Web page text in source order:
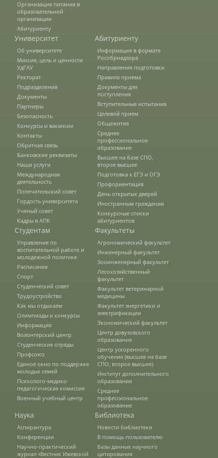
Зарубежные стажировки
Иностранным студентам
Зарубежные стипендиальные
программы
Сотрудники
Попечительский совет
Гордость университета
Ученый совет
Кадры в АПК
О федеральном проекте "Кадры в АПК"
Документы
Протоколы
Абитуриенту
Организация питания в
образовательной
организации
Абитуриенту
Университет
Об университете
Миссия, цель и ценности
УдГАУ
Ректорат
Подразделения
Документы
Партнеры
Безопасность
Конкурсы и вакансии
Контакты
Обратная связь
Банковские реквизиты
Наши услуги
Международная
деятельность
Попечительский совет
Гордость университета
Ученый совет
Кадры в АПК
Абитуриенту
Информация в формате
Рособрнадзора
Направления подготовки
Правила приема
Документы для
поступления
Вступительные испытания
Целевой прием
Общежития
Среднее
профессиональное
образование
Высшее на базе СПО,
второе высшее
Подготовка к ЕГЭ и ОГЭ
Профориентация
День открытых дверей
Иностранным гражданам
Конкурсные списки
абитуриентов
Студентам
Управление по
воспитательной работе и
молодежной политике
Расписание
Спорт
Студенческий совет
Трудоустройство
Как мы отдыхаем
Олимпиады и конкурсы
Информация
Волонтерский центр
Студенческие отряды
Профсоюз
Единое окно по поддержке
молодых семей
Психолого-медико-
педагогическая комиссия
Военный учебный центр
Факультеты
Агрономический факультет
Инженерный факультет
Зооинженерный факультет
Лесохозяйственный
факультет
Факультет ветеринарной
медицины
Факультет энергетики и
электрификации
Экономический факультет
Центр довузовского
образования
Центр ускоренного
обучения (высшее на базе
СПО, второе высшее)
Институт дополнительного
образования
Среднее
профессиональное
образование
Наука
Аспирантура
Конференции
Научно-практический
журнал «Вестник Ижевской
Библиотека
Новости библиотеки
В помощь пользователю
Базы данных научного
цитирования